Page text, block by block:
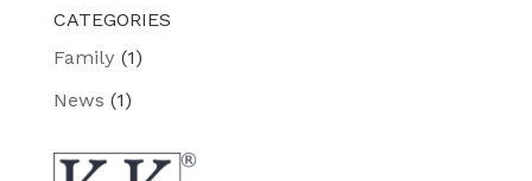
CATEGORIES
Family (1)
News (1)